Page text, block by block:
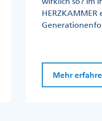
HERZKAMMER
Mehr